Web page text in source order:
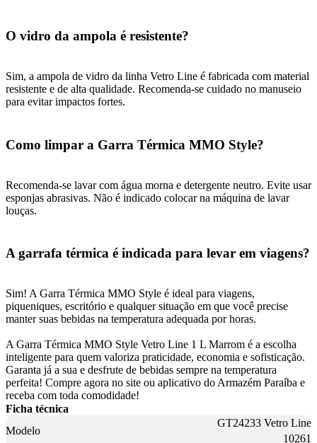
O vidro da ampola é resistente?
Sim, a ampola de vidro da linha Vetro Line é fabricada com material
resistente e de alta qualidade. Recomenda-se cuidado no manuseio
para evitar impactos fortes.
Como limpar a Garra Térmica MMO Style?
Recomenda-se lavar com água morna e detergente neutro. Evite usar
esponjas abrasivas. Não é indicado colocar na máquina de lavar
louças.
A garrafa térmica é indicada para levar em viagens?
Sim! A Garra Térmica MMO Style é ideal para viagens,
piqueniques, escritório e qualquer situação em que você precise
manter suas bebidas na temperatura adequada por horas.
A Garra Térmica MMO Style Vetro Line 1 L Marrom é a escolha
inteligente para quem valoriza praticidade, economia e sofisticação.
Garanta já a sua e desfrute de bebidas sempre na temperatura
perfeita! Compre agora no site ou aplicativo do Armazém Paraíba e
receba com toda comodidade!
Ficha técnica
Modelo
GT24233 Vetro Line
10261